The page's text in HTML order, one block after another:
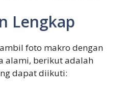
Lengkap
foto makro dengan
alami, berikut adalah
dapat diikuti: